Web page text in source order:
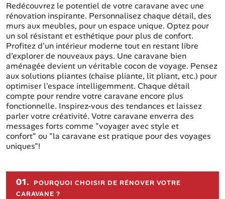
Redécouvrez le potentiel de votre caravane avec une
rénovation inspirante. Personnalisez chaque détail, des
murs aux meubles, pour un espace unique. Optez pour
un sol résistant et esthétique pour plus de confort.
Profitez d'un intérieur moderne tout en restant libre
d'explorer de nouveaux pays. Une caravane bien
aménagée devient un véritable cocon de voyage. Pensez
aux solutions pliantes (chaise pliante, lit pliant, etc.) pour
optimiser l'espace intelligemment. Chaque détail
compte pour rendre votre caravane encore plus
fonctionnelle. Inspirez-vous des tendances et laissez
parler votre créativité. Votre caravane enverra des
messages forts comme "voyager avec style et
confort" ou "la caravane est pratique pour des voyages
uniques"!
Sommaire de l'article
01.
POURQUOI CHOISIR DE RÉNOVER VOTRE
CARAVANE ?